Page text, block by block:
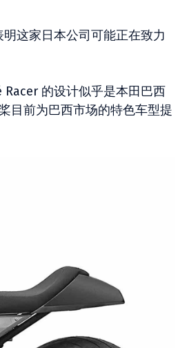
这家日本公司可能正在致力
的设计似乎是本田巴西
目前为巴西市场的特色车型提